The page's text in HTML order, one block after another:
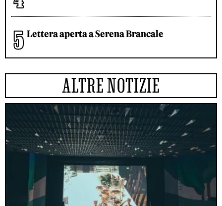
Lettera aperta a Serena Brancale
ALTRE NOTIZIE